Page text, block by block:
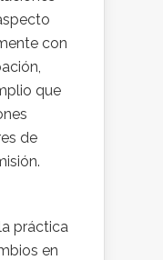
con
que
de
práctica
en